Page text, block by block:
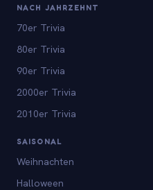
NACH JAHRZEHNT
70er Trivia
80er Trivia
90er Trivia
2000er Trivia
2010er Trivia
SAISONAL
Weihnachten
Halloween